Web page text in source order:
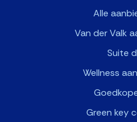
Alle
Van der Valk
Suite
Wellness
Green key